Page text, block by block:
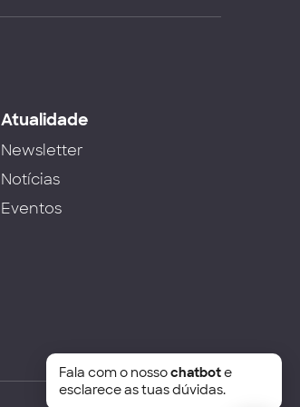
Atualidade
Newsletter
Notícias
Eventos
Fala com o nossochatbote
esclarece as tuas dúvidas.